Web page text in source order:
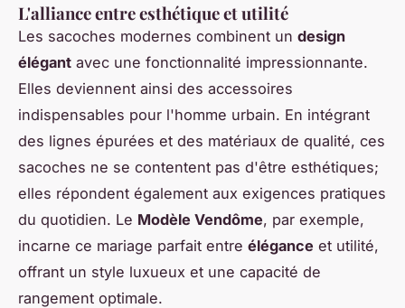
L'alliance entre esthétique et utilité
Les sacoches modernes combinent un design
élégant avec une fonctionnalité impressionnante.
Elles deviennent ainsi des accessoires
indispensables pour l'homme urbain. En intégrant
des lignes épurées et des matériaux de qualité, ces
sacoches ne se contentent pas d'être esthétiques;
elles répondent également aux exigences pratiques
du quotidien. Le Modèle Vendôme, par exemple,
incarne ce mariage parfait entre élégance et utilité,
offrant un style luxueux et une capacité de
rangement optimale.